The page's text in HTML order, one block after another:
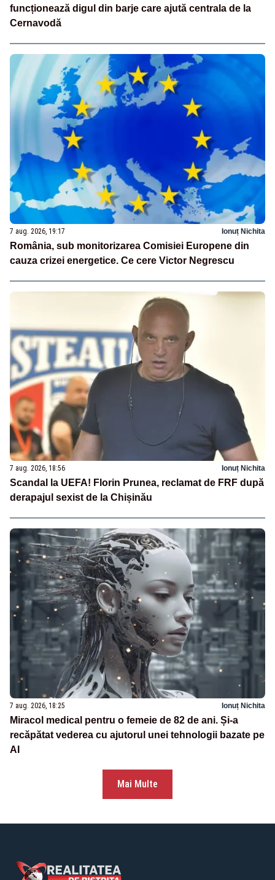
funcționează digul din barje care ajută centrala de la
Cernavodă
7 aug. 2026, 19:17 Ionuț Nichita
România, sub monitorizarea Comisiei Europene din
cauza crizei energetice. Ce cere Victor Negrescu
7 aug. 2026, 18:56 Ionuț Nichita
Scandal la UEFA! Florin Prunea, reclamat de FRF după
derapajul sexist de la Chișinău
7 aug. 2026, 18:25 Ionuț Nichita
Miracol medical pentru o femeie de 82 de ani. Și-a
recăpătat vederea cu ajutorul unei tehnologii bazate pe
AI
Mai Multe